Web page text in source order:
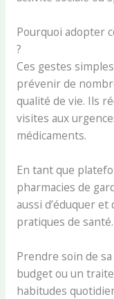
Pourquoi adopter
?
Ces gestes
prévenir de
qualité de vie. Ils
visites aux
médicaments.
En tant que
pharmacies de
aussi d’éduquer
pratiques de santé.
Prendre soin de
budget ou un
habitudes